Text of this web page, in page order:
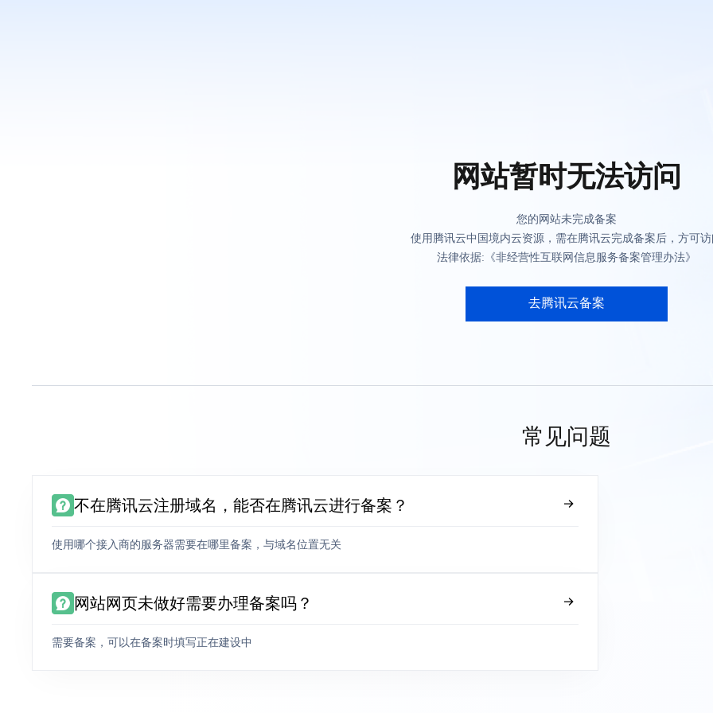
网站暂时无法访问
您的网站未完成备案
使用腾讯云中国境内云资源，需在腾讯云完成备案后，方可
法律依据:《非经营性互联网信息服务备案管理办法》
去腾讯云备案
常见问题
不在腾讯云注册域名，能否在腾讯云进行备案？
使用哪个接入商的服务器需要在哪里备案，与域名位置无关
网站网页未做好需要办理备案吗？
需要备案，可以在备案时填写正在建设中